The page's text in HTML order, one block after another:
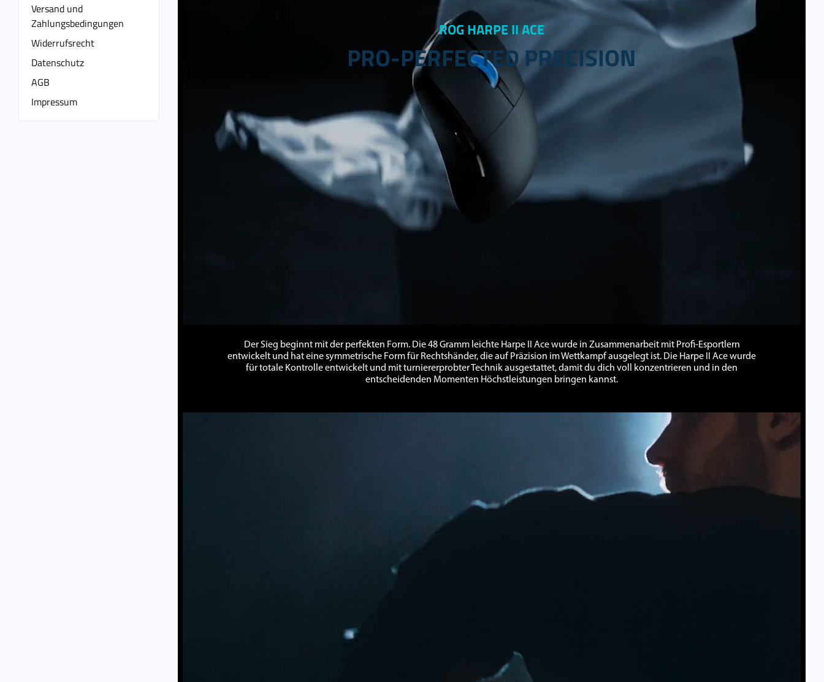
Versand und
Zahlungsbedingungen
Widerrufsrecht
Datenschutz
AGB
Impressum
ROG HARPE II ACE
PRO-PERFECTED PRECISION
Der Sieg beginnt mit der perfekten Form. Die 48 Gramm leichte Harpe II Ace wurde in Zusammenarbeit mit Profi-Esportlern
entwickelt und hat eine symmetrische Form für Rechtshänder, die auf Präzision im Wettkampf ausgelegt ist. Die Harpe II Ace wurde
für totale Kontrolle entwickelt und mit turniererprobter Technik ausgestattet, damit du dich voll konzentrieren und in den
entscheidenden Momenten Höchstleistungen bringen kannst.